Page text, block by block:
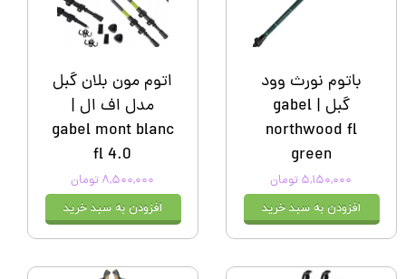
باتوم نورث وود
گبل | gabel
northwood fl
green
۵,۱۵۰,۰۰۰ تومان
افزودن به سبد خرید
اتوم مون بلان گبل
مدل اف ال |
gabel mont blanc
fl 4.0
۸,۵۰۰,۰۰۰ تومان
افزودن به سبد خرید